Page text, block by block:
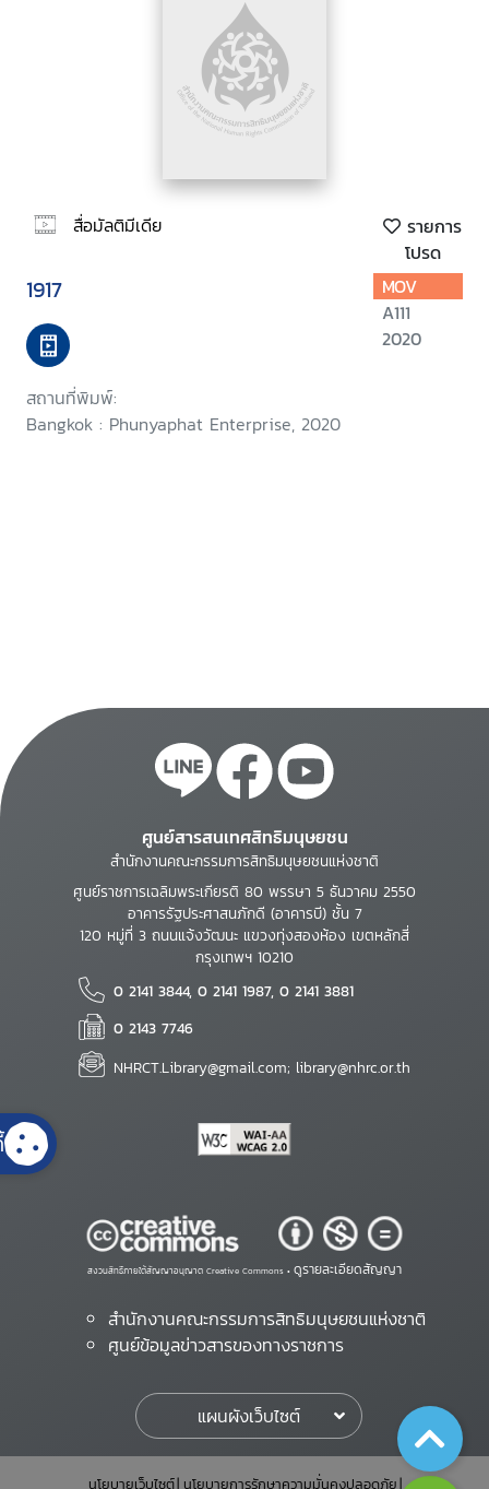
สื่อมัลติมีเดีย
รายการ
โปรด
1917
สถานที่พิมพ์:
Bangkok : Phunyaphat Enterprise, 2020
MOV
A111
2020
ศูนย์สารสนเทศสิทธิมนุษยชน
สำนักงานคณะกรรมการสิทธิมนุษยชนแห่งชาติ
ศูนย์ราชการเฉลิมพระเกียรติ 80 พรรษา 5 ธันวาคม 2550
อาคารรัฐประศาสนภักดี (อาคารบี) ชั้น 7
120 หมู่ที่ 3 ถนนแจ้งวัฒนะ แขวงทุ่งสองห้อง เขตหลักสี่
กรุงเทพฯ 10210
0 2141 3844, 0 2141 1987, 0 2141 3881
0 2143 7746
NHRCT.Library@gmail.com; library@nhrc.or.th
สงวนสิทธิ์ภายใต้สัญญาอนุญาต Creative Commons • ดูรายละเอียดสัญญา
สำนักงานคณะกรรมการสิทธิมนุษยชนแห่งชาติ
ศูนย์ข้อมูลข่าวสารของทางราชการ
แผนผังเว็บไซต์
นโยบายเว็บไซต์ นโยบายการรักษาความมั่นคงปลอดภัย